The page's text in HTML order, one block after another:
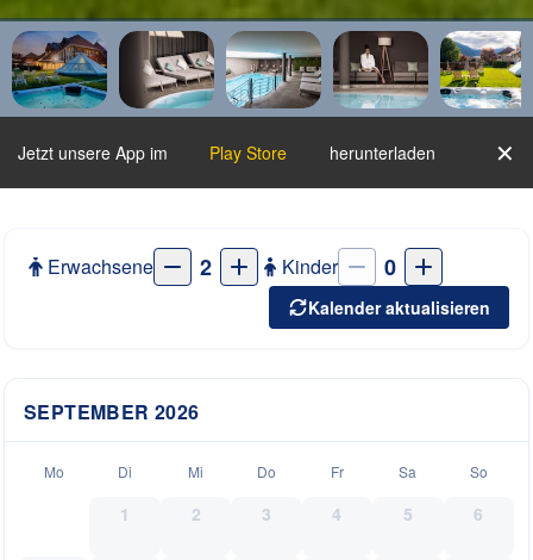
Jetzt unsere App im Play Store herunterladen ✕
Erwachsene 2 Kinder 0
Kalender aktualisieren
SEPTEMBER 2026
Mo Di Mi Do Fr Sa So
1 2 3 4 5 6